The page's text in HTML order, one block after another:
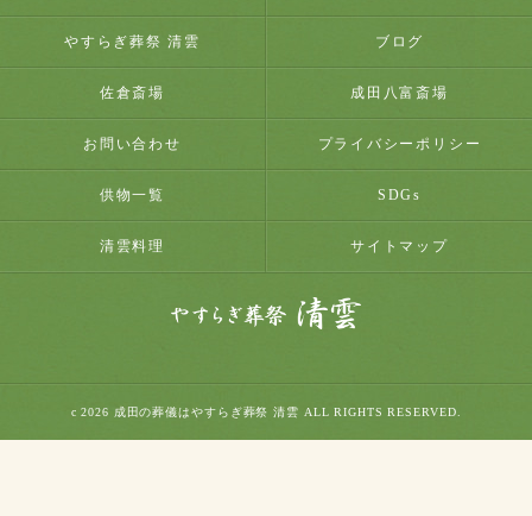
やすらぎ葬祭 清雲 ブログ
佐倉斎場 成田八富斎場
お問い合わせ プライバシーポリシー
供物一覧 SDGs
清雲料理 サイトマップ
c 2026 成田の葬儀はやすらぎ葬祭 清雲 ALL RIGHTS RESERVED.